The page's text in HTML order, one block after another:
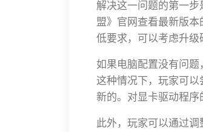
解决这一问题的第一
盟》官网查看最新版
低要求，可以考虑升级
如果电脑配置没有问
这种情况下，玩家可
新的。对显卡驱动程序
此外，玩家可以通过